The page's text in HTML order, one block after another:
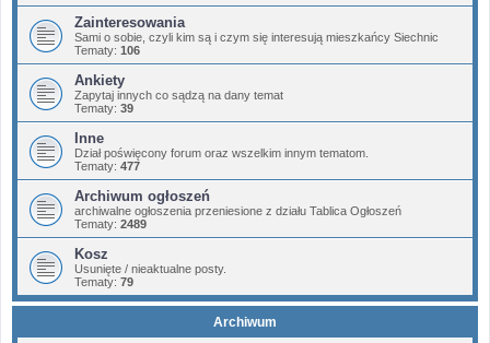
Zainteresowania
Sami o sobie, czyli kim są i czym się interesują mieszkańcy Siechnic
Tematy: 106
Ankiety
Zapytaj innych co sądzą na dany temat
Tematy: 39
Inne
Dział poświęcony forum oraz wszelkim innym tematom.
Tematy: 477
Archiwum ogłoszeń
archiwalne ogłoszenia przeniesione z działu Tablica Ogłoszeń
Tematy: 2489
Kosz
Usunięte / nieaktualne posty.
Tematy: 79
Archiwum